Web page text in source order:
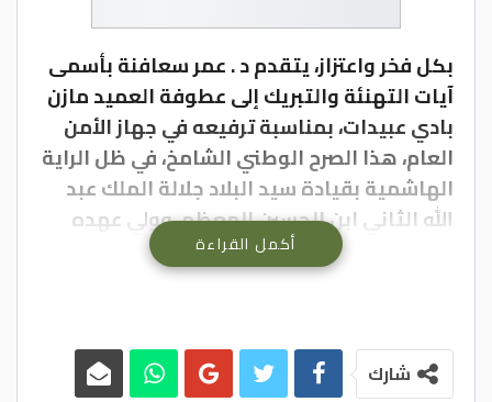
بكل فخر واعتزاز، يتقدم د . عمر سعافنة بأسمى
آيات التهنئة والتبريك إلى عطوفة العميد مازن
بادي عبيدات، بمناسبة ترفيعه في جهاز الأمن
العام، هذا الصرح الوطني الشامخ، في ظل الراية
الهاشمية بقيادة سيد البلاد جلالة الملك عبد
الله الثاني ابن الحسين المعظم، وولي عهده
الأمين سمو الأمير الحسين بن عبد الله الثاني،
حفظهما الله ورعاهما
أكمل القراءة
شارك